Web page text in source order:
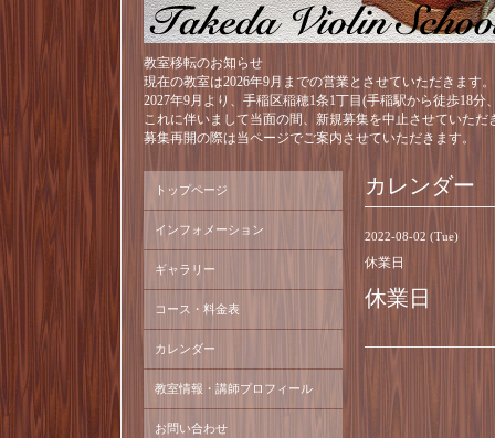
教室移転のお知らせ
現在の教室は2026年9月までの営業とさせていただきます。
2027年9月より、手稲区稲穂1条1丁目(手稲駅から徒歩18
これに伴いまして当面の間、新規募集を中止させていた
募集再開の際は当ページでご案内させていただきます。
カレンダー
2022-08-02 (Tue)
休業日
休業日
トップページ
インフォメーション
ギャラリー
コース・料金表
カレンダー
教室情報・講師プロフィール
お問い合わせ